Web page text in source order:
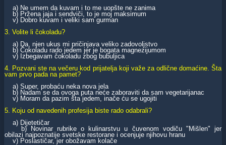
a) Ne umem da kuvam i to me uopšte ne zanima
b) Pržena jaja i sendviči, to je moj maksimum
v) Dobro kuvam i veliki sam gurman
3. Volite li čokoladu?
a) Da, njen ukus mi pričinjava veliko zadovoljstvo
b) Čokoladu rado jedem jer je bogata magnezijumom
v) Izbegavam čokoladu zbog bubuljica
4. Pozvani ste na večeru kod prijatelja koji važe za odlične domaćine. Šta
vam prvo pada na pamet?
a) Super, probaću neka nova jela
b) Nadam se da ovoga puta neće zaboraviti da sam vegetarijanac
v) Moram da pazim šta jedem, inače ću se ugojiti
5. Koju od navedenih profesija biste rado odabrali?
a) Dijetetičar
b) Novinar rubrike o kulinarstvu u čuvenom vodiču "Mišlen" jer
obilazi najpoznatije svetske restorane i ocenjuje njihovu hranu
v) Poslastičar, jer obožavam kolače